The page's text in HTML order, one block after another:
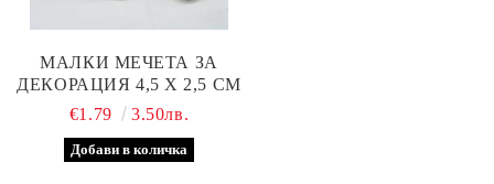
МАЛКИ МЕЧЕТА ЗА
ДЕКОРАЦИЯ 4,5 Х 2,5 СМ
€1.79
3.50лв.